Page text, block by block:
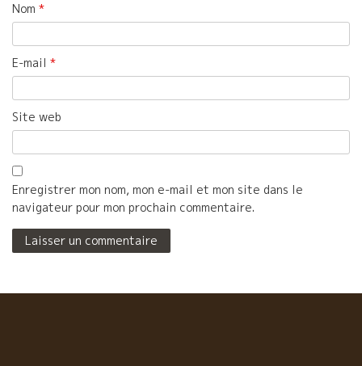
Nom *
E-mail *
Site web
Enregistrer mon nom, mon e-mail et mon site dans le
navigateur pour mon prochain commentaire.